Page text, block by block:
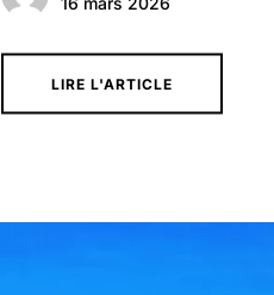
LIRE L'ARTICLE